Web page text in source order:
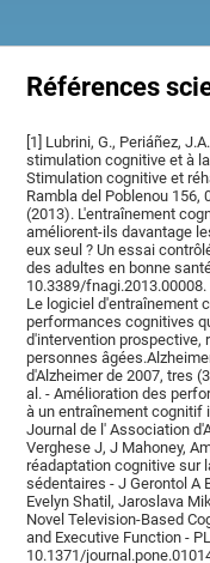
Références
[1] Lubrini, G., Periáñez,
stimulation cognitive et à
Stimulation cognitive et
Rambla del Poblenou 156,
(2013). L'entraînement
améliorent-ils davantage
eux seul ? Un essai
des adultes en bonne
10.3389/fnagi.2013.00008.
Le logiciel d'entraînement
performances cognitives
d'intervention prospective,
personnes
d'Alzheimer de 2007, tres
al. - Amélioration des
à un entraînement cognitif
Journal de l' Association
Verghese J, J Mahoney,
réadaptation cognitive sur
sédentaires - J Gerontol A
Evelyn Shatil, Jaroslava
Novel Television-Based
and Executive Function -
10.1371/